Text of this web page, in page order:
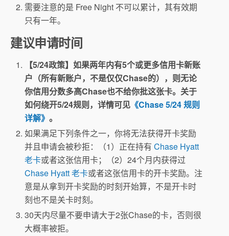
需要注意的是 Free Night 不可以累计，其有效期
只有一年。
建议申请时间
【5/24政策】如果两年内有5个或更多信用卡新账
户（所有新账户，不是仅仅Chase的），则无论
你信用分数多高Chase也不给你批这张卡。关于
如何绕开5/24规则，详情可见 《Chase 5/24 规则
详解》。
如果满足下列条件之一，你将无法获得开卡奖励
并且申请会被秒拒：（1）正在持有Chase Hyatt
老卡或者这张信用卡；（2）24个月内获得过
Chase Hyatt 老卡或者这张信用卡的开卡奖励。注
意是从拿到开卡奖励的时刻开始算，不是开卡时
刻也不是关卡时刻。
30天内尽量不要申请大于2张Chase的卡，否则很
大概率被拒。